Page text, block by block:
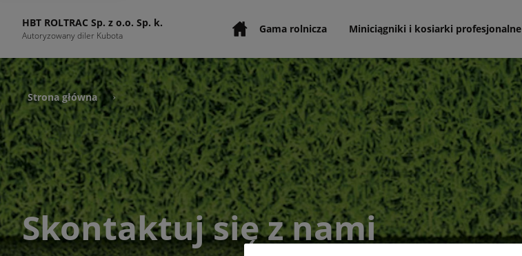
HBT ROLTRAC Sp. z o.o. Sp. k.
Autoryzowany diler Kubota Gama rolnicza Miniciągniki i kosiarki profesjonalne
Strona główna ›
Skontaktuj się z nami